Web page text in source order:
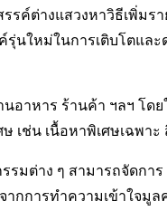
ค์ต่างแสวงหาวิธีเพิ่มร
นใหม่ในการเติบโตและ
าหาร ร้านค้า ฯลฯ โดย
ช่น เนื้อหาพิเศษเฉพาะ
มต่าง ๆ สามารถจัดกา
กการทำความเข้าใจมู